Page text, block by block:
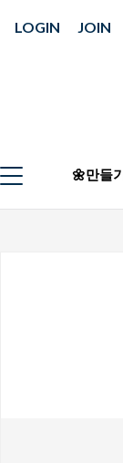
LOGIN JOIN
🌼만들